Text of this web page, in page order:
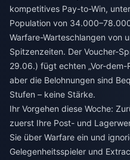
kompetitives Pay-to-Win,
Population von
Warfare-Warteschlangen von
Spitzenzeiten. Der Voucher-
29.06.) fügt echten „Vor-dem-
aber die Belohnungen sind
Stufen – keine Stärke.
Ihr Vorgehen diese Woche:
zuerst Ihre Post- und
Sie über Warfare ein und
Gelegenheitsspieler und